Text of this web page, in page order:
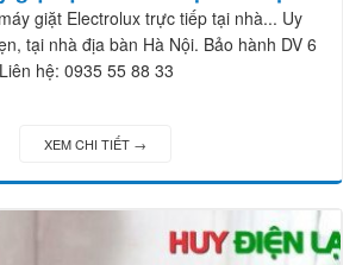
giặt Electrolux trực tiếp tại nhà... Uy
tại nhà địa bàn Hà Nội. Bảo hành DV 6
hệ: 0935 55 88 33
XEM CHI TIẾT →